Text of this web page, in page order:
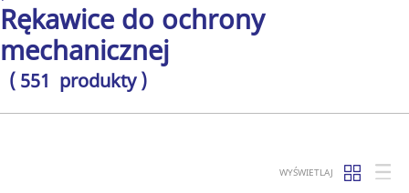
Rękawice do ochrony
mechanicznej
( 551 produkty )
WYŚWIETLAJ